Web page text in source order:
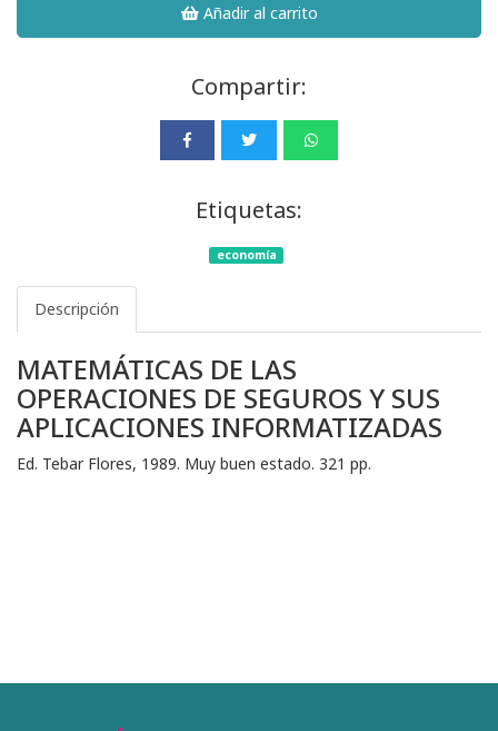
Añadir al carrito
Compartir:
Etiquetas:
economía
Descripción
MATEMÁTICAS DE LAS
OPERACIONES DE SEGUROS Y SUS
APLICACIONES INFORMATIZADAS
Ed. Tebar Flores, 1989. Muy buen estado. 321 pp.